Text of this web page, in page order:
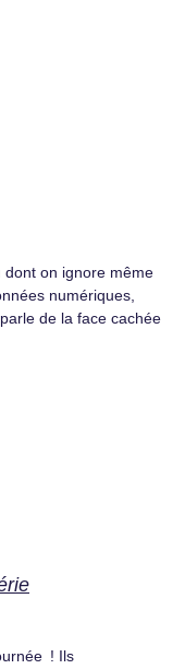
dont on ignore même
numériques,
de la face cachée
! Ils